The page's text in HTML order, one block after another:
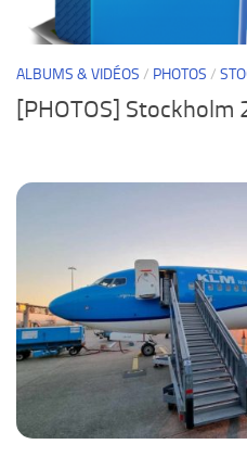
ALBUMS & VIDÉOS / PHOTOS /
[PHOTOS] Stockholm